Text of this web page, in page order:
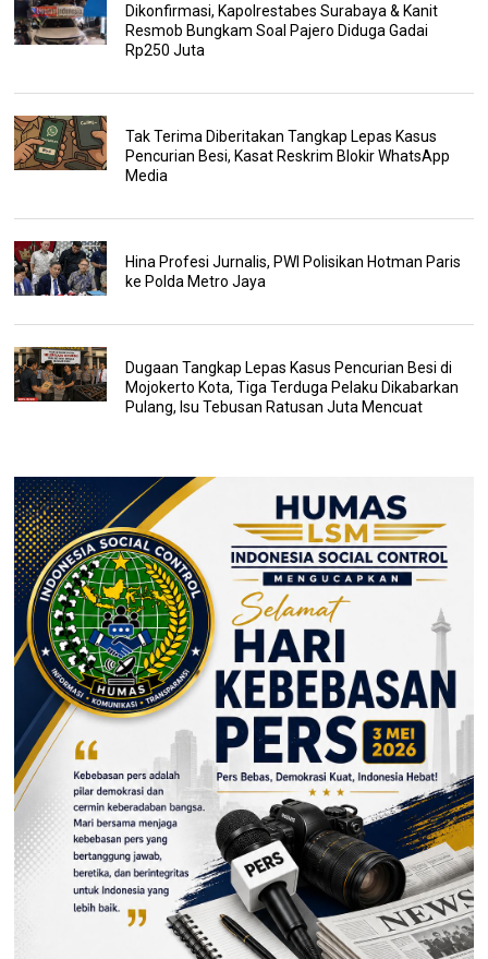
Dikonfirmasi, Kapolrestabes Surabaya & Kanit
Resmob Bungkam Soal Pajero Diduga Gadai
Rp250 Juta
Tak Terima Diberitakan Tangkap Lepas Kasus
Pencurian Besi, Kasat Reskrim Blokir WhatsApp
Media
Hina Profesi Jurnalis, PWI Polisikan Hotman Paris
ke Polda Metro Jaya
Dugaan Tangkap Lepas Kasus Pencurian Besi di
Mojokerto Kota, Tiga Terduga Pelaku Dikabarkan
Pulang, Isu Tebusan Ratusan Juta Mencuat